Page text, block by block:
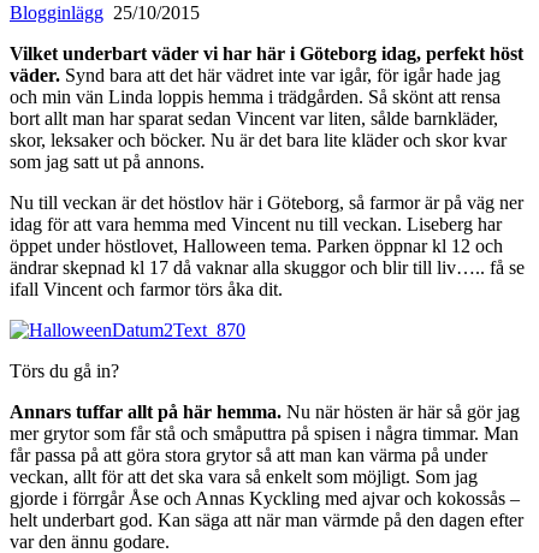
Blogginlägg 25/10/2015
Vilket underbart väder vi har här i Göteborg idag, perfekt höst
väder. Synd bara att det här vädret inte var igår, för igår hade jag
och min vän Linda loppis hemma i trädgården. Så skönt att rensa
bort allt man har sparat sedan Vincent var liten, sålde barnkläder,
skor, leksaker och böcker. Nu är det bara lite kläder och skor kvar
som jag satt ut på annons.
Nu till veckan är det höstlov här i Göteborg, så farmor är på väg ner
idag för att vara hemma med Vincent nu till veckan. Liseberg har
öppet under höstlovet, Halloween tema. Parken öppnar kl 12 och
ändrar skepnad kl 17 då vaknar alla skuggor och blir till liv….. få se
ifall Vincent och farmor törs åka dit.
Törs du gå in?
Annars tuffar allt på här hemma. Nu när hösten är här så gör jag
mer grytor som får stå och småputtra på spisen i några timmar. Man
får passa på att göra stora grytor så att man kan värma på under
veckan, allt för att det ska vara så enkelt som möjligt. Som jag
gjorde i förrgår Åse och Annas Kyckling med ajvar och kokossås –
helt underbart god. Kan säga att när man värmde på den dagen efter
var den ännu godare.